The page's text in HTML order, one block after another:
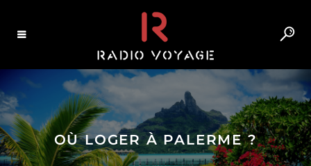
OÙ LOGER À PALERME ?